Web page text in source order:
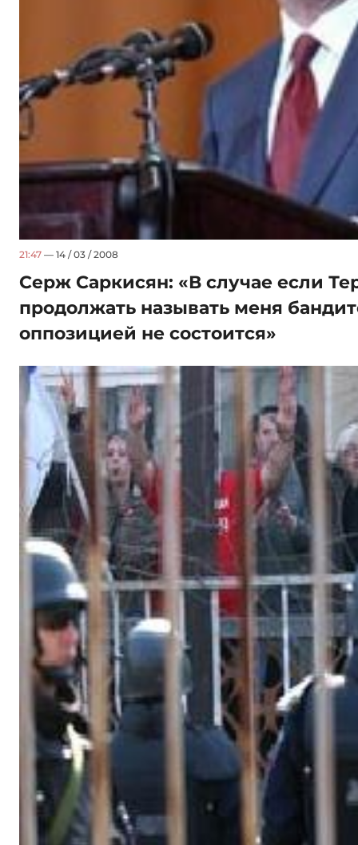
21:47 — 14 / 03 / 2008
Серж Саркисян: «В случае если
продолжать называть меня
оппозицией не состоится»